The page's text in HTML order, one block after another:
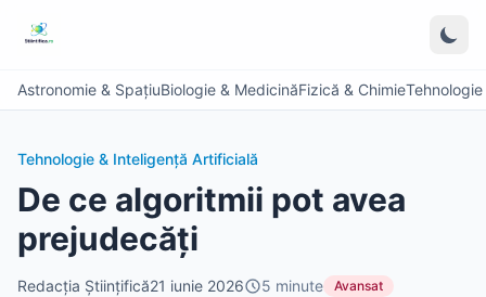
Astronomie & SpațiuBiologie & MedicinăFizică & Chimie
Tehnologie & Inteligență Artificială
De ce algoritmii pot avea
prejudecăți
Redacția Științifică21 iunie 2026 5 minute Avansat